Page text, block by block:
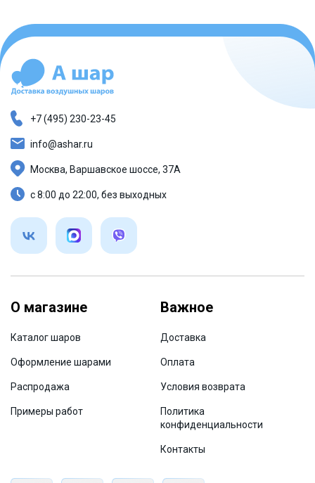
О магазине
Каталог шаров
Оформление шарами
Распродажа
Примеры работ
Важное
Доставка
Оплата
Условия возврата
Политика
конфиденциальности
Контакты
+7 (495) 230-23-45
info@ashar.ru
Москва, Варшавское шоссе, 37А
с 8:00 до 22:00, без выходных